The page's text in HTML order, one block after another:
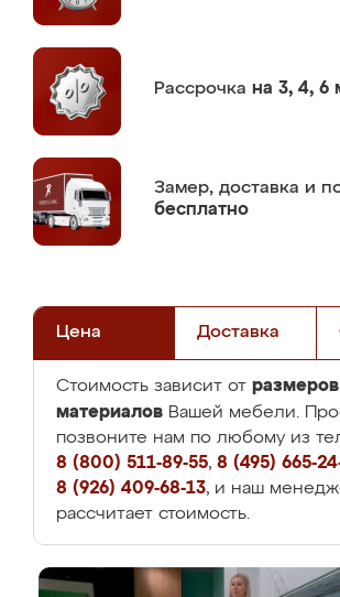
Рассрочка на 3, 4, 6
Замер, доставка и
бесплатно
Цена Доставка
Стоимость зависит от
материалов Вашей мебели.
позвоните нам по любому из
8 (800) 511-89-55, 8 (495) 665-
8 (926) 409-68-13, и наш
рассчитает стоимость.